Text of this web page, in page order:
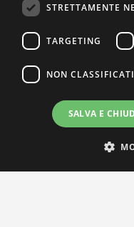
STRETTAMENTE
TARGETING
NON CLASSIFICATI
SALVA E